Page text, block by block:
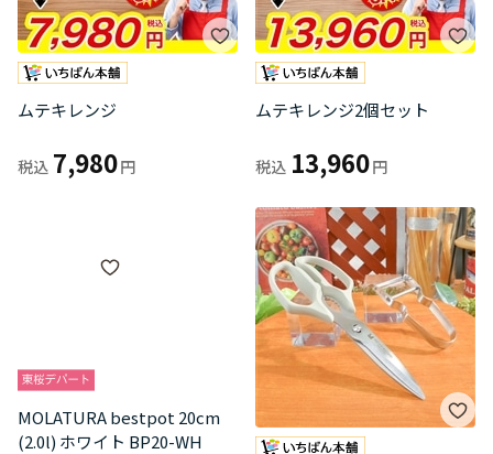
ムテキレンジ
7,980
ムテキレンジ2個セット
13,960